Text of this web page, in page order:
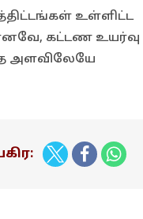
உள்ளிட்ட
கட்டண உயர்வு
அளவிலேயே